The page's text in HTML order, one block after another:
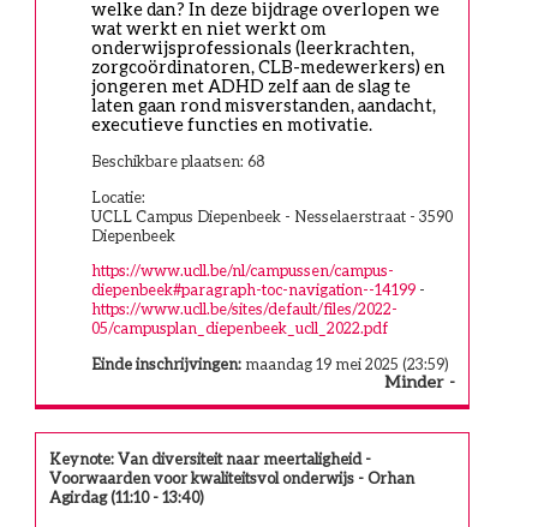
Minder
welke dan? In deze bijdrage overlopen we
wat werkt en niet werkt om
onderwijsprofessionals (leerkrachten,
zorgcoördinatoren, CLB-medewerkers) en
jongeren met ADHD zelf aan de slag te
laten gaan rond misverstanden, aandacht,
executieve functies en motivatie.
Beschikbare plaatsen: 68
Locatie:
UCLL Campus Diepenbeek - Nesselaerstraat - 3590
Diepenbeek
https://www.ucll.be/nl/campussen/campus-
diepenbeek#paragraph-toc-navigation--14199-
https://www.ucll.be/sites/default/files/2022-
05/campusplan_diepenbeek_ucll_2022.pdf
Einde inschrijvingen: maandag 19 mei 2025 (23:59)
Keynote: Van diversiteit naar meertaligheid -
Voorwaarden voor kwaliteitsvol onderwijs - Orhan
Agirdag (11:10 - 13:40)